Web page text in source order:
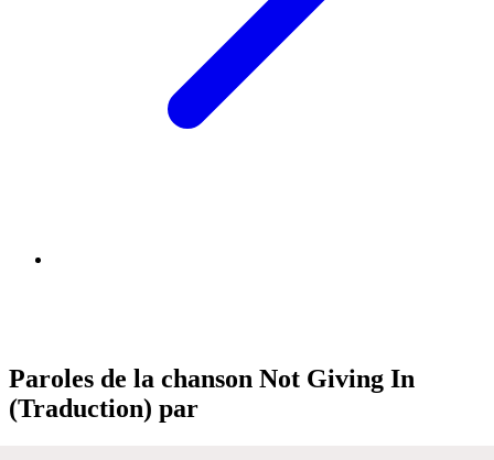
Paroles de la chanson Not Giving In
(Traduction) par